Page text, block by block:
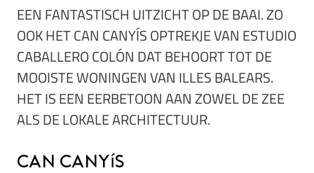
EEN FANTASTISCH UITZICHT OP DE BAAI. ZO
OOK HET CAN CANYÍS OPTREKJE VAN ESTUDIO
CABALLERO COLÓN DAT BEHOORT TOT DE
MOOISTE WONINGEN VAN ILLES BALEARS.
HET IS EEN EERBETOON AAN ZOWEL DE ZEE
ALS DE LOKALE ARCHITECTUUR.
Can Canyís